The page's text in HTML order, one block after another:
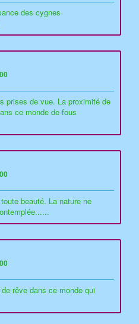
des cygnes
prises de vue. La proximité de
ce monde de fous
beauté. La nature ne
rêve dans ce monde qui